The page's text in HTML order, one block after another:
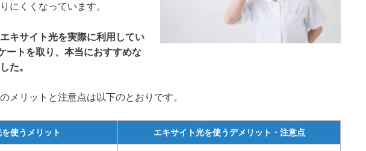
にくくなっています。
エキサイト光を実際に利用してい
ートを取り、本当におすすめな
た。
メリットと注意点は以下のとおりです。
使うメリット エキサイト光を使うデメリット・注意点